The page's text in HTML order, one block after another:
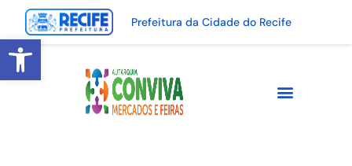
Abrir a barra de ferramentas
Prefeitura da Cidade do Recife